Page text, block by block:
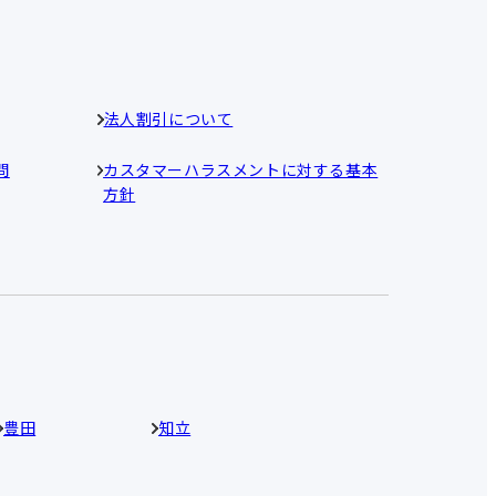
法人割引について
カスタマーハラスメントに対する基本
方針
豊田 知立